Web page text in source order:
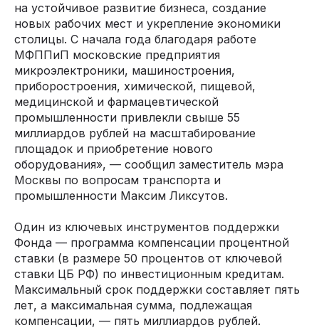
на устойчивое развитие бизнеса, создание
новых рабочих мест и укрепление экономики
столицы. С начала года благодаря работе
МФППиП московские предприятия
микроэлектроники, машиностроения,
приборостроения, химической, пищевой,
медицинской и фармацевтической
промышленности привлекли свыше 55
миллиардов рублей на масштабирование
площадок и приобретение нового
оборудования», — сообщил заместитель мэра
Москвы по вопросам транспорта и
промышленности Максим Ликсутов.
Один из ключевых инструментов поддержки
Фонда — программа компенсации процентной
ставки (в размере 50 процентов от ключевой
ставки ЦБ РФ) по инвестиционным кредитам.
Максимальный срок поддержки составляет пять
лет, а максимальная сумма, подлежащая
компенсации, — пять миллиардов рублей.